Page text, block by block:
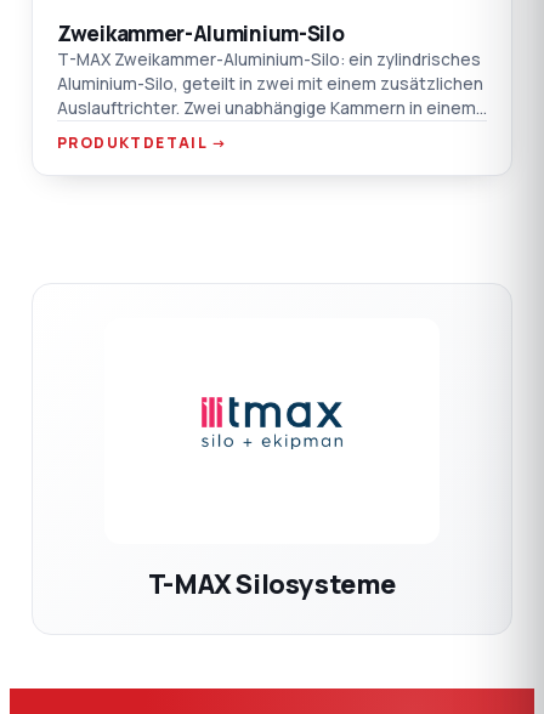
Zweikammer-Aluminium-Silo
T-MAX Zweikammer-Aluminium-Silo: ein zylindrisches
Aluminium-Silo, geteilt in zwei mit einem zusätzlichen
Auslauftrichter. Zwei unabhängige Kammern in einem
einzigen Gehäuse — lagern Sie zwei verschiedene
PRODUKTDETAIL →
T-MAX Silosysteme